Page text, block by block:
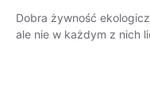
Dobra żywność
ale nie w każdym z nich